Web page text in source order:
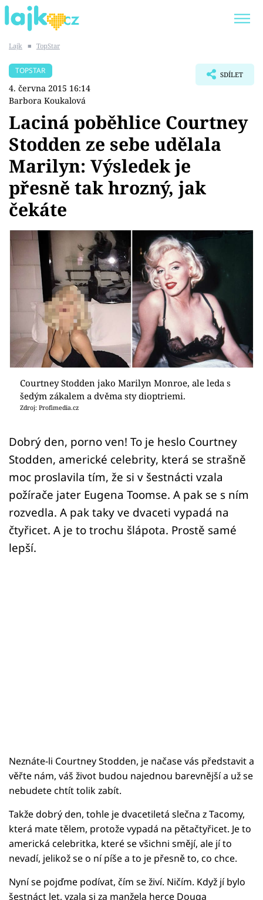
SHOPAHOLICADEL
Témata
Showbyznys
Youtubeři
Virály
Sex a vztahy
Videa
Sledujte prima+
Přihlášení
Sledujte nás
Lajk ■ TopStar
TOPSTAR
4. června 2015 16:14
Barbora Koukalová
SDÍLET
Laciná poběhlice Courtney
Stodden ze sebe udělala
Marilyn: Výsledek je
přesně tak hrozný, jak
čekáte
Courtney Stodden jako Marilyn Monroe, ale leda s
šedým zákalem a dvěma sty dioptriemi.
Zdroj: Profimedia.cz
Dobrý den, porno ven! To je heslo Courtney
Stodden, americké celebrity, která se strašně
moc proslavila tím, že si v šestnácti vzala
požírače jater Eugena Toomse. A pak se s ním
rozvedla. A pak taky ve dvaceti vypadá na
čtyřicet. A je to trochu šlápota. Prostě samé
lepší.
Neznáte-li Courtney Stodden, je načase vás představit a
věřte nám, váš život budou najednou barevnější a už se
nebudete chtít tolik zabít.
Takže dobrý den, tohle je dvacetiletá slečna z Tacomy,
která mate tělem, protože vypadá na pětačtyřicet. Je to
americká celebritka, které se všichni smějí, ale jí to
nevadí, jelikož se o ní píše a to je přesně to, co chce.
Nyní se pojďme podívat, čím se živí. Ničím. Když jí bylo
šestnáct let, vzala si za manžela herce Douga